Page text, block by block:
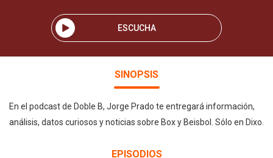
ESCUCHA
SINOPSIS
En el podcast de Doble B, Jorge Prado te entregará información,
análisis, datos curiosos y noticias sobre Box y Beisbol. Sólo en Dixo.
EPISODIOS